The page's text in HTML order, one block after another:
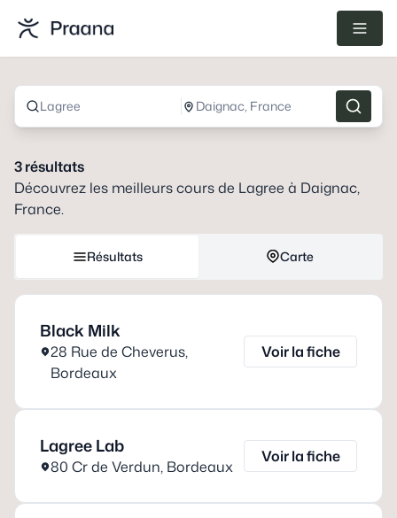
Lagree Daignac, France
3résultats
Découvrez les meilleurs cours de Lagree à Daignac,
France.
Résultats Carte
Black Milk
28 Rue de Cheverus,
Bordeaux
Voir la fiche
Lagree Lab
80 Cr de Verdun, Bordeaux
Voir la fiche